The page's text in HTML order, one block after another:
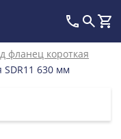
фланец короткая
SDR11 630 мм